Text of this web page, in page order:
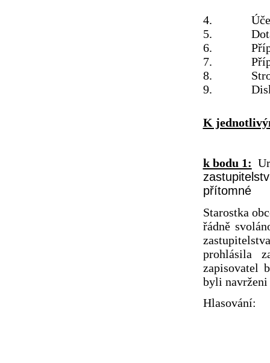
4. Účet
5. Dotace
6. Příprava
7.
8. Strom
9.
K
k bodu 1:
přítomné
Starostka
řádně
prohlásila
zapisovatel
byli navrženi